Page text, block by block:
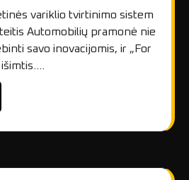
variklio tvirtinimo sistem
Automobilių pramonė nie
savo inovacijomis, ir „For